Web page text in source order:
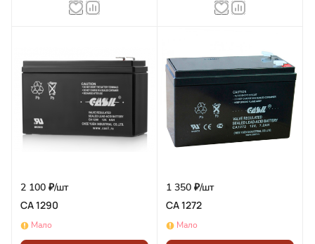
2 100 ₽/шт
CA 1290
Мало
1 350 ₽/шт
CA 1272
Мало